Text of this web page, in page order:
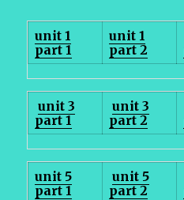
unit 1
part 1
unit 1
part 2
unit 3
part 1
unit 3
part 2
unit 5
part 1
unit 5
part 2